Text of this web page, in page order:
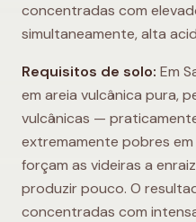
concentradas com
simultaneamente, alta
Requisitos de solo: Em
em areia vulcânica pura,
vulcânicas —
extremamente pobres
forçam as videiras a
produzir pouco. O
concentradas com